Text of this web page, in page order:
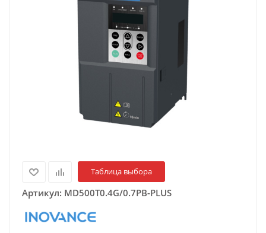
Таблица выбора
Артикул: MD500T0.4G/0.7PB-PLUS